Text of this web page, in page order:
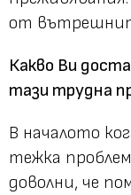
от
Какво Ви
тази трудна
В началото
тежка
доволни, че